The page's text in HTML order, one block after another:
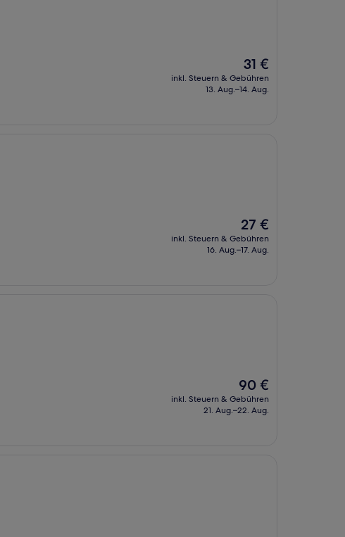
Der
Preis
beträgt
31 €
inkl. Steuern & Gebühren
13. Aug.–14. Aug.
Der
Preis
beträgt
27 €
inkl. Steuern & Gebühren
16. Aug.–17. Aug.
Der
Preis
beträgt
90 €
inkl. Steuern & Gebühren
21. Aug.–22. Aug.